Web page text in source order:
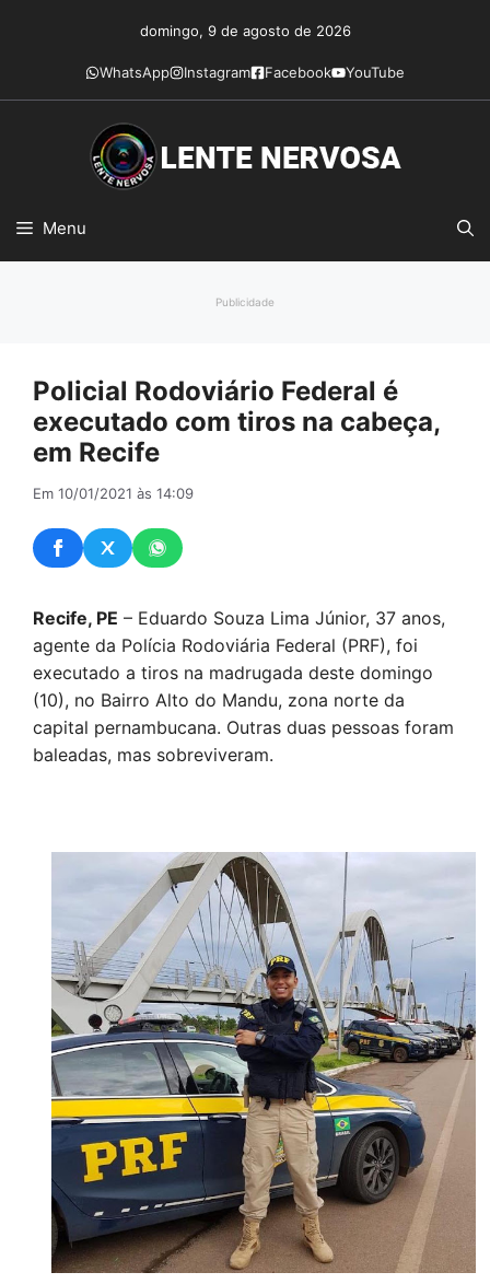
conteúdo
domingo, 9 de agosto de 2026
WhatsApp Instagram Facebook YouTube
Menu
Publicidade
Policial Rodoviário Federal é
executado com tiros na cabeça,
em Recife
Em 10/01/2021 às 14:09
Recife, PE – Eduardo Souza Lima Júnior, 37 anos,
agente da Polícia Rodoviária Federal (PRF), foi
executado a tiros na madrugada deste domingo
(10), no Bairro Alto do Mandu, zona norte da
capital pernambucana. Outras duas pessoas foram
baleadas, mas sobreviveram.